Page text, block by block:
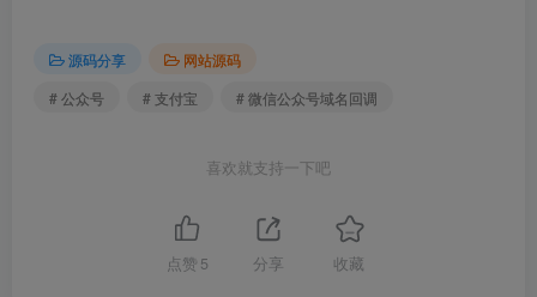
源码分享
网站源码
# 公众号
# 支付宝 # 微信公众号域名回调
喜欢就支持一下吧
点赞 5 分享 收藏